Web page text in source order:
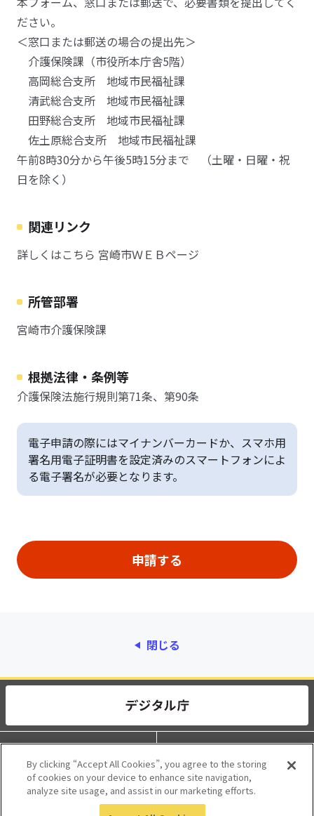
ださい。
＜窓口または郵送の場合の提出先＞
介護保険課（市役所本庁舎5階）
高岡総合支所 地域市民福祉課
清武総合支所 地域市民福祉課
田野総合支所 地域市民福祉課
佐土原総合支所 地域市民福祉課
午前8時30分から午後5時15分まで （土曜・日曜・祝
日を除く）
関連リンク
詳しくはこちら 宮崎市ＷＥＢページ
所管部署
宮崎市介護保険課
根拠法律・条例等
介護保険法施行規則第71条、第90条
電子申請の際にはマイナンバーカードか、スマホ用
署名用電子証明書を設定済みのスマートフォンによ
る電子署名が必要となります。
閉じる
動作環境 個人情報保護
利用規約 アクセシビリティ
By clicking “Accept All Cookies”, you agree to the storing
of cookies on your device to enhance site navigation,
analyze site usage, and assist in our marketing efforts.